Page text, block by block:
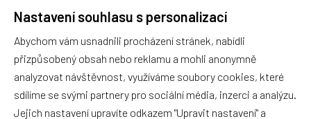
Recenze
Produkt zatím nemá žádné hodnocení,buďte první, kdo
produkt ohodnotí!
Nastavení souhlasu s personalizací
Abychom vám usnadnili procházení stránek, nabídli
přizpůsobený obsah nebo reklamu a mohli anonymně
analyzovat návštěvnost, využíváme soubory cookies, které
sdílíme se svými partnery pro sociální média, inzerci a analýzu.
Jejich nastavení upravíte odkazem "Upravit nastavení" a